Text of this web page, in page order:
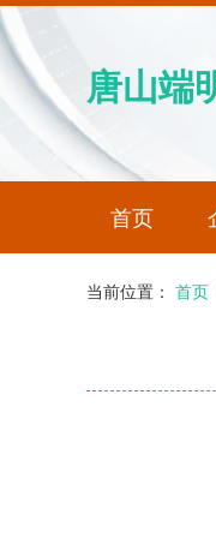
唐山端
首页
当前位置： 首页